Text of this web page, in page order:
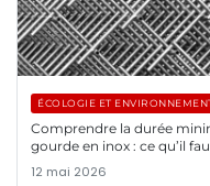
ÉCOLOGIE ET
Comprendre la durée
gourde en inox : ce qu’il
12 mai 2026